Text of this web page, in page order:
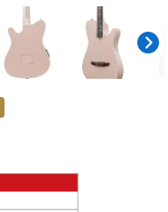
レコーディング機器
ヴィンテージ